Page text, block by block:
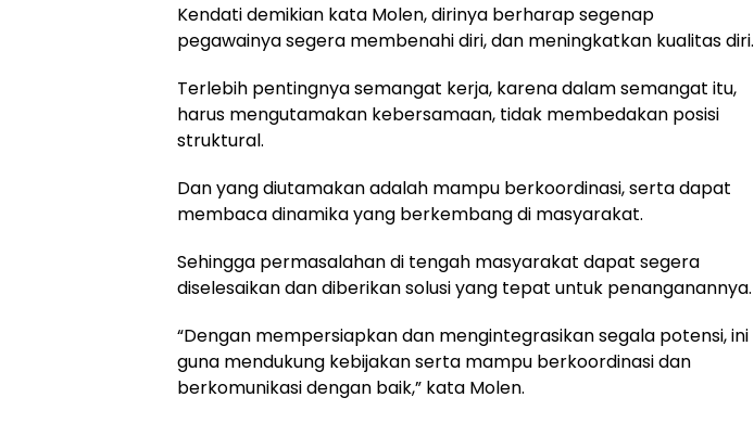
Kendati demikian kata Molen, dirinya berharap segenap
pegawainya segera membenahi diri, dan meningkatkan kualitas diri.
Terlebih pentingnya semangat kerja, karena dalam semangat itu,
harus mengutamakan kebersamaan, tidak membedakan posisi
struktural.
Dan yang diutamakan adalah mampu berkoordinasi, serta dapat
membaca dinamika yang berkembang di masyarakat.
Sehingga permasalahan di tengah masyarakat dapat segera
diselesaikan dan diberikan solusi yang tepat untuk penanganannya.
“Dengan mempersiapkan dan mengintegrasikan segala potensi, ini
guna mendukung kebijakan serta mampu berkoordinasi dan
berkomunikasi dengan baik,” kata Molen.